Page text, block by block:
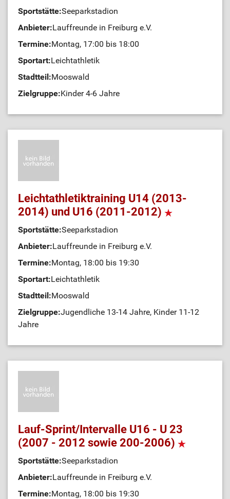
Sportstätte:Seeparkstadion
Anbieter:Lauffreunde in Freiburg e.V.
Termine:Montag, 17:00 bis 18:00
Sportart:Leichtathletik
Stadtteil:Mooswald
Zielgruppe:Kinder 4-6 Jahre
Leichtathletiktraining U14 (2013-
2014) und U16 (2011-2012)
Sportstätte:Seeparkstadion
Anbieter:Lauffreunde in Freiburg e.V.
Termine:Montag, 18:00 bis 19:30
Sportart:Leichtathletik
Stadtteil:Mooswald
Zielgruppe:Jugendliche 13-14 Jahre, Kinder 11-12
Jahre
Lauf-Sprint/Intervalle U16 - U 23
(2007 - 2012 sowie 200-2006)
Sportstätte:Seeparkstadion
Anbieter:Lauffreunde in Freiburg e.V.
Termine:Montag, 18:00 bis 19:30